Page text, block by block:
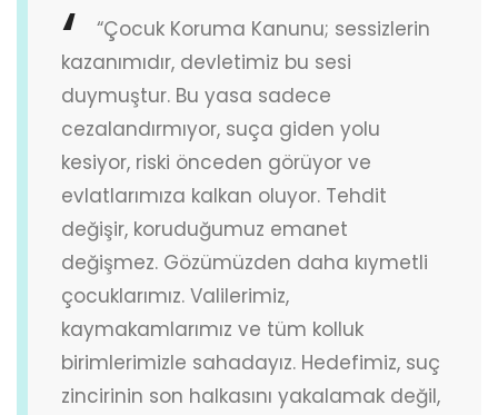
“Çocuk Koruma Kanunu; sessizlerin
kazanımıdır, devletimiz bu sesi
duymuştur. Bu yasa sadece
cezalandırmıyor, suça giden yolu
kesiyor, riski önceden görüyor ve
evlatlarımıza kalkan oluyor. Tehdit
değişir, koruduğumuz emanet
değişmez. Gözümüzden daha kıymetli
çocuklarımız. Valilerimiz,
kaymakamlarımız ve tüm kolluk
birimlerimizle sahadayız. Hedefimiz, suç
zincirinin son halkasını yakalamak değil,